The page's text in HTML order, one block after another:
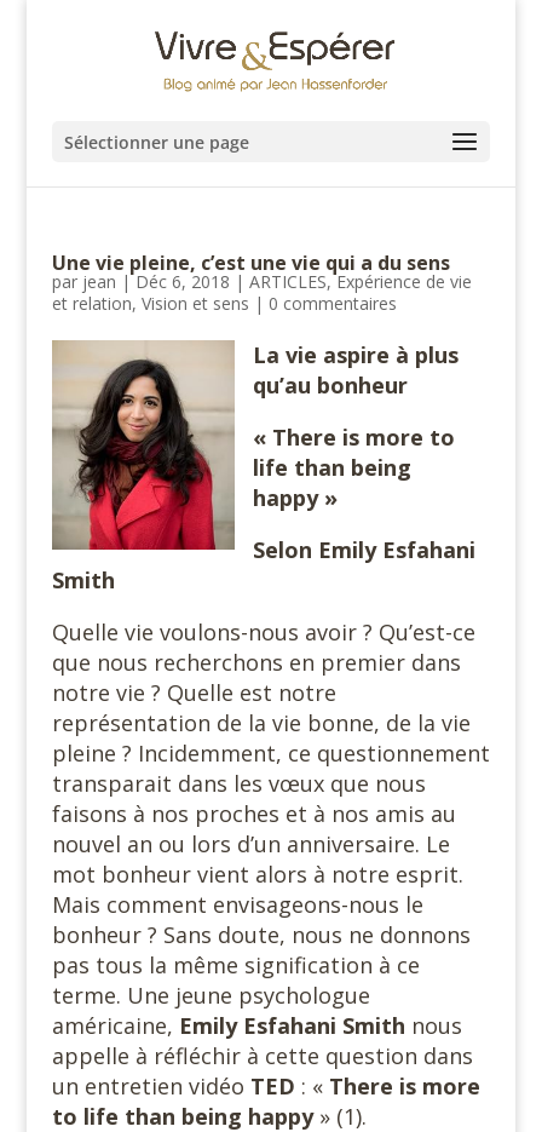
Sélectionner une page
Une vie pleine, c’est une vie qui a du sens
par jean |Déc 6, 2018 | ARTICLES,Expérience de vie
et relation, Vision et sens | 0 commentaires
La vie aspire à plus
qu’au bonheur
« There is more to
life than being
happy »
Selon Emily Esfahani
Smith
Quelle vie voulons-nous avoir ? Qu’est-ce
que nous recherchons en premier dans
notre vie ? Quelle est notre
représentation de la vie bonne, de la vie
pleine ? Incidemment, ce questionnement
transparait dans les vœux que nous
faisons à nos proches et à nos amis au
nouvel an ou lors d’un anniversaire. Le
mot bonheur vient alors à notre esprit.
Mais comment envisageons-nous le
bonheur ? Sans doute, nous ne donnons
pas tous la même signification à ce
terme. Une jeune psychologue
américaine, Emily Esfahani Smith nous
appelle à réfléchir à cette question dans
un entretien vidéo TED : « There is more
to life than being happy » (1).